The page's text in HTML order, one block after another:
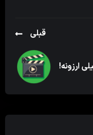
قبلی
ارزونه!